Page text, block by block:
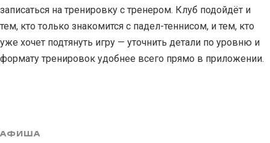
записаться на тренировку с тренером. Клуб подойдёт и
тем, кто только знакомится с падел-теннисом, и тем, кто
уже хочет подтянуть игру — уточнить детали по уровню и
формату тренировок удобнее всего прямо в приложении.
АФИША